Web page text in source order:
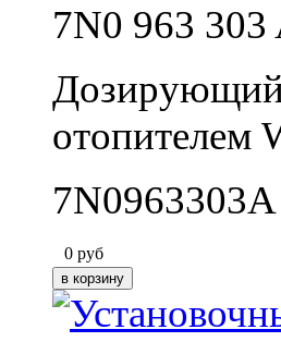
7N0 963 303
Дозирующий
отопителем
7N0963303A
0 руб